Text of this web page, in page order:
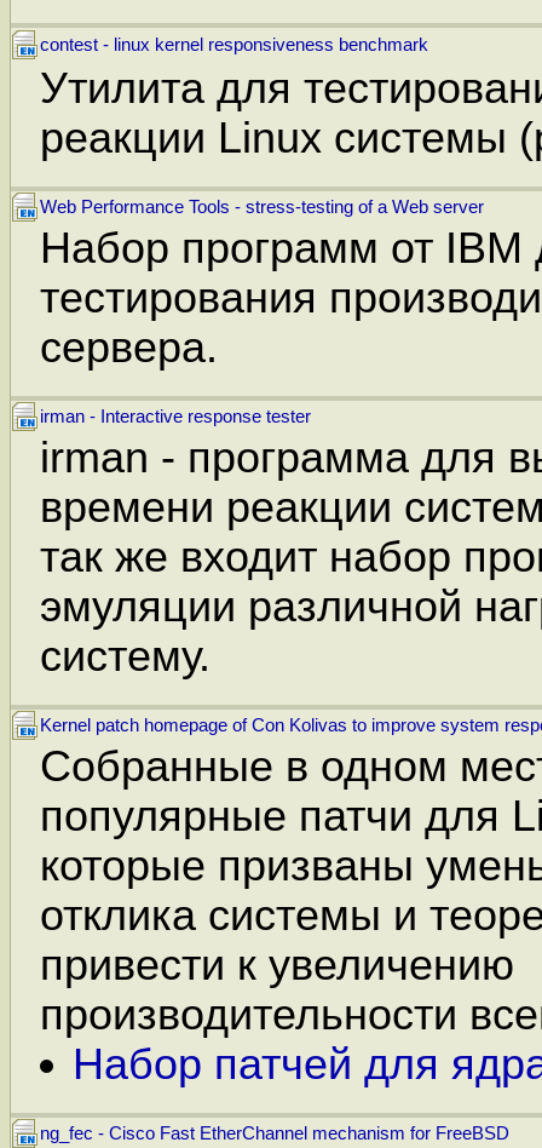
contest - linux kernel responsiveness benchmark
Утилита для
реакции Linux системы
Web Performance Tools - stress-testing of a Web server
Набор программ от IBM
тестирования
сервера.
irman - Interactive response tester
irman - программа для
времени реакции
так же входит набор
эмуляции различной
систему.
Kernel patch homepage of Con Kolivas to improve system
Собранные в одном
популярные патчи для
которые призваны
отклика системы и
привести к увеличению
производительности
Набор патчей для
ng_fec - Cisco Fast EtherChannel mechanism for FreeBSD